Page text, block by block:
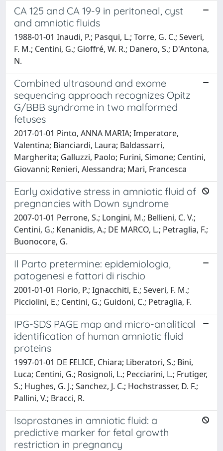
CA 125 and CA 19-9 in peritoneal, cyst
and amniotic fluids
1988-01-01 Inaudi, P.; Pasqui, L.; Torre, G. C.; Severi,
F. M.; Centini, G.; Gioffré, W. R.; Danero, S.; D'Antona,
N.
Combined ultrasound and exome
sequencing approach recognizes Opitz
G/BBB syndrome in two malformed
fetuses
2017-01-01 Pinto, ANNA MARIA; Imperatore,
Valentina; Bianciardi, Laura; Baldassarri,
Margherita; Galluzzi, Paolo; Furini, Simone; Centini,
Giovanni; Renieri, Alessandra; Mari, Francesca
Early oxidative stress in amniotic fluid of
pregnancies with Down syndrome
2007-01-01 Perrone, S.; Longini, M.; Bellieni, C. V.;
Centini, G.; Kenanidis, A.; DE MARCO, L.; Petraglia, F.;
Buonocore, G.
Il Parto pretermine: epidemiologia,
patogenesi e fattori di rischio
2001-01-01 Florio, P.; Ignacchiti, E.; Severi, F. M.;
Picciolini, E.; Centini, G.; Guidoni, C.; Petraglia, F.
IPG-SDS PAGE map and micro-analitical
identification of human amniotic fluid
proteins
1997-01-01 DE FELICE, Chiara; Liberatori, S.; Bini,
Luca; Centini, G.; Rosignoli, L.; Pecciarini, L.; Frutiger,
S.; Hughes, G. J.; Sanchez, J. C.; Hochstrasser, D. F.;
Pallini, V.; Bracci, R.
Isoprostanes in amniotic fluid: a
predictive marker for fetal growth
restriction in pregnancy